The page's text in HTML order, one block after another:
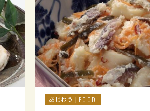
あじわう
FOOD